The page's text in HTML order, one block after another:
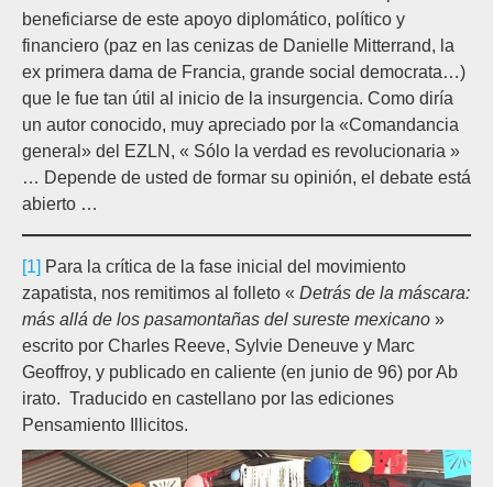
beneficiarse de este apoyo diplomático, político y
financiero (paz en las cenizas de Danielle Mitterrand, la
ex primera dama de Francia, grande social democrata…)
que le fue tan útil al inicio de la insurgencia. Como diría
un autor conocido, muy apreciado por la «Comandancia
general» del EZLN, « Sólo la verdad es revolucionaria »
… Depende de usted de formar su opinión, el debate está
abierto …
[1] Para la crítica de la fase inicial del movimiento
zapatista, nos remitimos al folleto « Detrás de la máscara:
más allá de los pasamontañas del sureste mexicano »
escrito por Charles Reeve, Sylvie Deneuve y Marc
Geoffroy, y publicado en caliente (en junio de 96) por Ab
irato. Traducido en castellano por las ediciones
Pensamiento Illicitos.